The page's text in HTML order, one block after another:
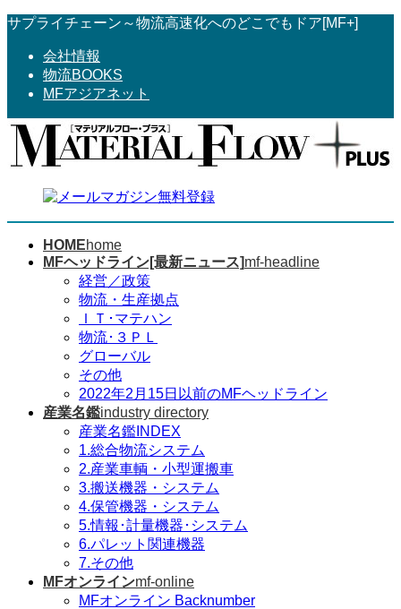
コ
へ
ス
ナ
ョ
ン
サプライチェーン～物流高速化へのどこでもドア[MF+]
会社情報
物流BOOKS
MFアジアネット
HOMEhome
MFヘッドライン[最新ニュース]mf-headline
経営／政策
物流・生産拠点
ＩＴ･マテハン
物流･３ＰＬ
グローバル
その他
2022年2月15日以前のMFヘッドライン
産業名鑑industry directory
産業名鑑INDEX
1.総合物流システム
2.産業車輌・小型運搬車
3.搬送機器・システム
4.保管機器・システム
5.情報･計量機器･システム
6.パレット関連機器
7.その他
MFオンラインmf-online
MFオンライン Backnumber